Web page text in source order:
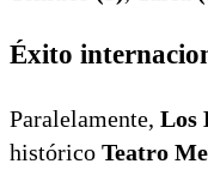
Éxito
Paralelamente, Los
histórico Teatro